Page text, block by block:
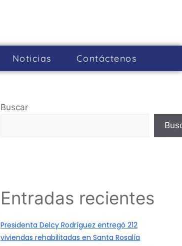
Noticias Cont­áctenos
Buscar
Entradas recientes
Presidenta Delcy Rodríguez entregó 212
viviendas rehabilitadas en Santa Rosalía